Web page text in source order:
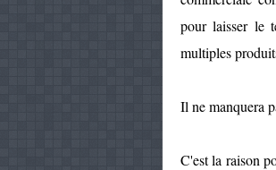
pour laisser le
multiples
Il ne manquera
C'est la raison